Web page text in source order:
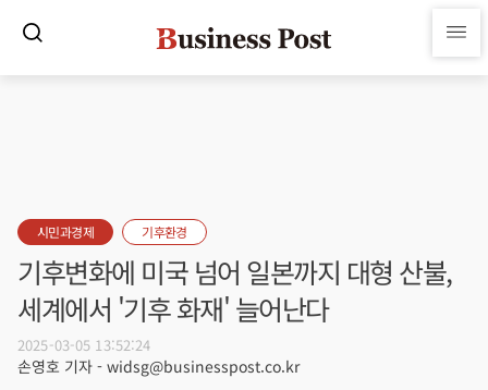
시민과경제 기후환경
기후변화에 미국 넘어 일본까지 대형 산불,
세계에서 '기후 화재' 늘어난다
2025-03-05 13:52:24
손영호 기자 - widsg@businesspost.co.kr